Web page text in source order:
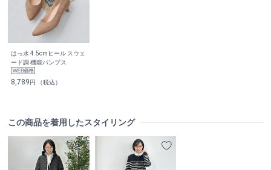
はっ水 4.5cmヒール スウェ
ード調 機能パンプス
8,789円 （税込）
この商品を着用したスタイリング